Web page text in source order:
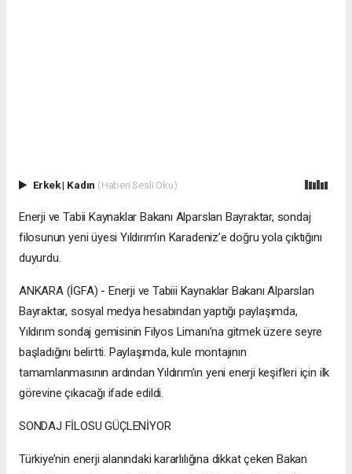
Erkek| Kadın (Haberi Sesli Oku)
Enerji ve Tabii Kaynaklar Bakanı Alparslan Bayraktar, sondaj
filosunun yeni üyesi Yıldırım’ın Karadeniz’e doğru yola çıktığını
duyurdu.
ANKARA (İGFA) - Enerji ve Tabiii Kaynaklar Bakanı Alparslan
Bayraktar, sosyal medya hesabından yaptığı paylaşımda,
Yıldırım sondaj gemisinin Filyos Limanı’na gitmek üzere seyre
başladığını belirtti. Paylaşımda, kule montajının
tamamlanmasının ardından Yıldırım’ın yeni enerji keşifleri için ilk
görevine çıkacağı ifade edildi.
SONDAJ FİLOSU GÜÇLENİYOR
Türkiye’nin enerji alanındaki kararlılığına dikkat çeken Bakan